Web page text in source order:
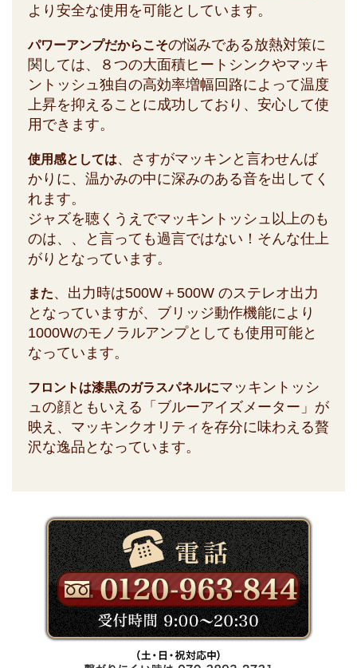
より安全な使用を可能としています。
パワーアンプだからこその悩みである放熱対策に
関しては、８つの大面積ヒートシンクやマッキ
ントッシュ独自の高効率増幅回路によって温度
上昇を抑えることに成功しており、安心して使
用できます。
使用感としては、さすがマッキンと言わせんば
かりに、温かみの中に深みのある音を出してく
れます。
ジャズを聴くうえでマッキントッシュ以上のも
のは、、と言っても過言ではない！そんな仕上
がりとなっています。
また、出力時は500W＋500W のステレオ出力
となっていますが、ブリッジ動作機能により
1000Wのモノラルアンプとしても使用可能と
なっています。
フロントは漆黒のガラスパネルにマッキントッシ
ュの顔ともいえる「ブルーアイズメーター」が
映え、マッキンクオリティを存分に味わえる贅
沢な逸品となっています。